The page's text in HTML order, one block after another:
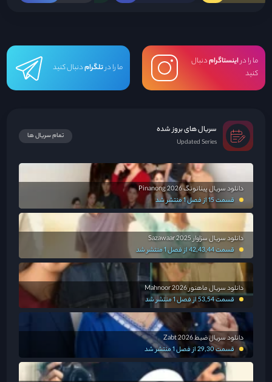
ما را دراینستاگرامدنبال
کنید
ما را درتلگرامدنبال کنید
سریال های بروز شده
Updated Series
تمام سریال ها
دانلود سریال پینانونگ Pinanong 2026
قسمت 15 از فصل 1 منتشر شد
دانلود سریال سزاوار Sazawaar 2025
قسمت 42,43,44 از فصل 1 منتشر شد
دانلود سریال ماهنور Mahnoor 2026
قسمت 53,54 از فصل 1 منتشر شد
دانلود سریال ضبط Zabt 2026
قسمت 29,30 از فصل 1 منتشر شد